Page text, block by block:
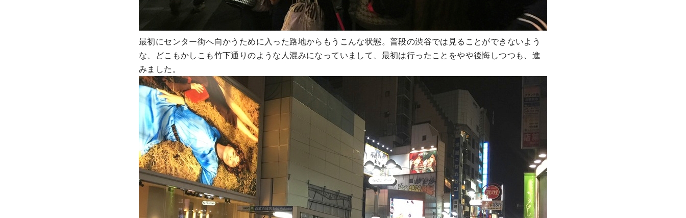
最初にセンター街へ向かうために入った路地からもうこんな状態。普段の渋谷では見ることができないよう
な、どこもかしこも竹下通りのような人混みになっていまして、最初は行ったことをやや後悔しつつも、進
みました。